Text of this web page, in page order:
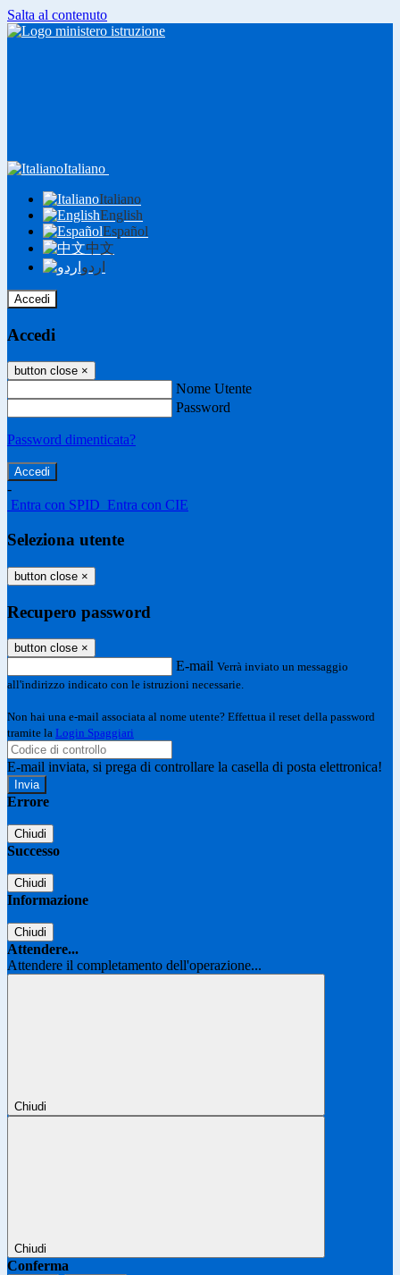
Salta al contenuto
Italiano
Italiano
English
Español
中文
اردو
Accedi
Accedi
button close ×
Nome Utente
Password
Password dimenticata?
-
Entra con SPID Entra con CIE
Seleziona utente
button close ×
Recupero password
button close ×
E-mail Verrà inviato un messaggio
all'indirizzo indicato con le istruzioni necessarie.
Non hai una e-mail associata al nome utente? Effettua il reset della password
tramite la Login Spaggiari
E-mail inviata, si prega di controllare la casella di posta elettronica!
Errore
Chiudi
Successo
Chiudi
Informazione
Chiudi
Attendere...
Attendere il completamento dell'operazione...
Chiudi
Chiudi
Conferma